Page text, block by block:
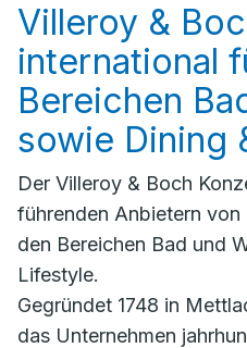
Villeroy &
international
Bereichen
sowie Dining
Der Villeroy & Boch
führenden Anbietern
den Bereichen Bad und
Lifestyle.
Gegründet 1748 in
das Unternehmen